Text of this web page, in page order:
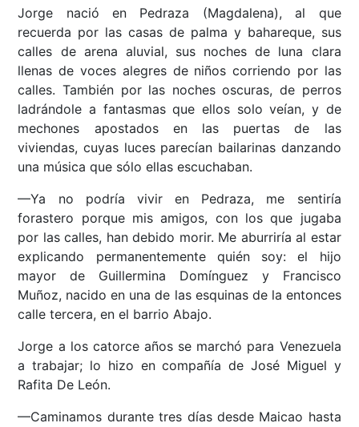
Jorge nació en Pedraza (Magdalena), al que
recuerda por las casas de palma y bahareque, sus
calles de arena aluvial, sus noches de luna clara
llenas de voces alegres de niños corriendo por las
calles. También por las noches oscuras, de perros
ladrándole a fantasmas que ellos solo veían, y de
mechones apostados en las puertas de las
viviendas, cuyas luces parecían bailarinas danzando
una música que sólo ellas escuchaban.
—Ya no podría vivir en Pedraza, me sentiría
forastero porque mis amigos, con los que jugaba
por las calles, han debido morir. Me aburriría al estar
explicando permanentemente quién soy: el hijo
mayor de Guillermina Domínguez y Francisco
Muñoz, nacido en una de las esquinas de la entonces
calle tercera, en el barrio Abajo.
Jorge a los catorce años se marchó para Venezuela
a trabajar; lo hizo en compañía de José Miguel y
Rafita De León.
—Caminamos durante tres días desde Maicao hasta